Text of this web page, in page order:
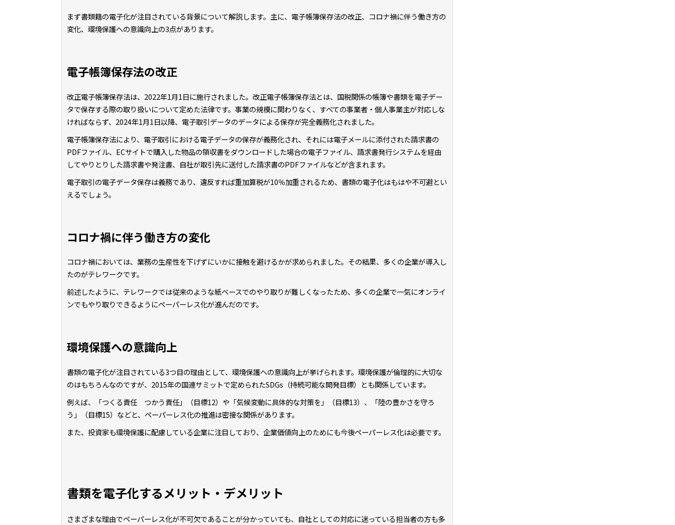
まず書類籍の電子化が注目されている背景について解説します。主に、電子帳簿保存法の改正、コロナ禍に伴う働き方の
変化、環境保護への意識向上の3点があります。
電子帳簿保存法の改正
改正電子帳簿保存法は、2022年1月1日に施行されました。改正電子帳簿保存法とは、国税関係の帳簿や書類を電子デー
タで保存する際の取り扱いについて定めた法律です。事業の規模に関わりなく、すべての事業者・個人事業主が対応しな
ければならず、2024年1月1日以降、電子取引データのデータによる保存が完全義務化されました。
電子帳簿保存法により、電子取引における電子データの保存が義務化され、それには電子メールに添付された請求書の
PDFファイル、ECサイトで購入した物品の領収書をダウンロードした場合の電子ファイル、請求書発行システムを経由
してやりとりした請求書や発注書、自社が取引先に送付した請求書のPDFファイルなどが含まれます。
電子取引の電子データ保存は義務であり、違反すれば重加算税が10％加重されるため、書類の電子化はもはや不可避とい
えるでしょう。
コロナ禍に伴う働き方の変化
コロナ禍においては、業務の生産性を下げずにいかに接触を避けるかが求められました。その結果、多くの企業が導入し
たのがテレワークです。
前述したように、テレワークでは従来のような紙ベースでのやり取りが難しくなったため、多くの企業で一気にオンライ
ンでもやり取りできるようにペーパーレス化が進んだのです。
環境保護への意識向上
書類の電子化が注目されている3つ目の理由として、環境保護への意識向上が挙げられます。環境保護が倫理的に大切な
のはもちろんなのですが、2015年の国連サミットで定められたSDGs（持続可能な開発目標）とも関係しています。
例えば、「つくる責任 つかう責任」（目標12）や「気候変動に具体的な対策を」（目標13）、「陸の豊かさを守ろ
う」（目標15）などと、ペーパーレス化の推進は密接な関係があります。
また、投資家も環境保護に配慮している企業に注目しており、企業価値向上のためにも今後ペーパーレス化は必要です。
書類を電子化するメリット・デメリット
さまざまな理由でペーパーレス化が不可欠であることが分かっていても、自社としての対応に迷っている担当者の方も多